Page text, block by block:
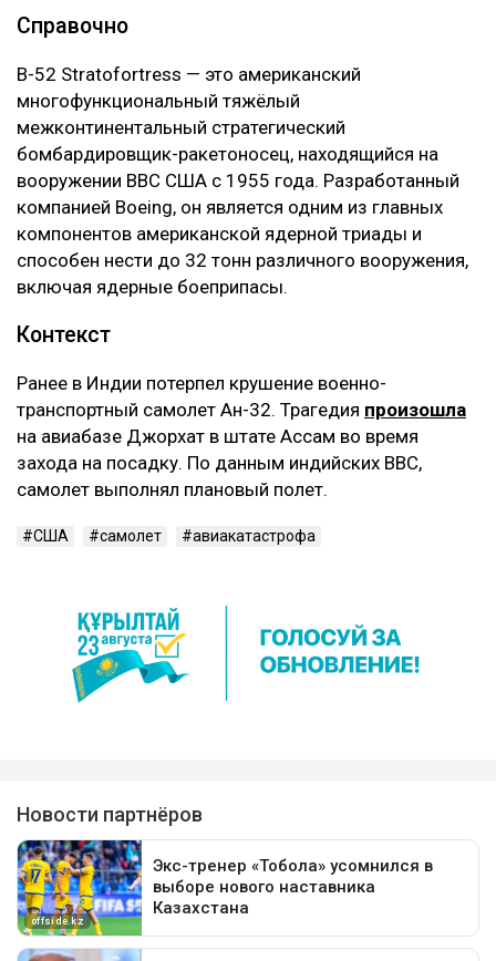
Справочно
B-52 Stratofortress — это американский
многофункциональный тяжёлый
межконтинентальный стратегический
бомбардировщик-ракетоносец, находящийся на
вооружении ВВС США с 1955 года. Разработанный
компанией Boeing, он является одним из главных
компонентов американской ядерной триады и
способен нести до 32 тонн различного вооружения,
включая ядерные боеприпасы.
Контекст
Ранее в Индии потерпел крушение военно-
транспортный самолет Ан-32. Трагедия произошла
на авиабазе Джорхат в штате Ассам во время
захода на посадку. По данным индийских ВВС,
самолет выполнял плановый полет.
США самолет авиакатастрофа